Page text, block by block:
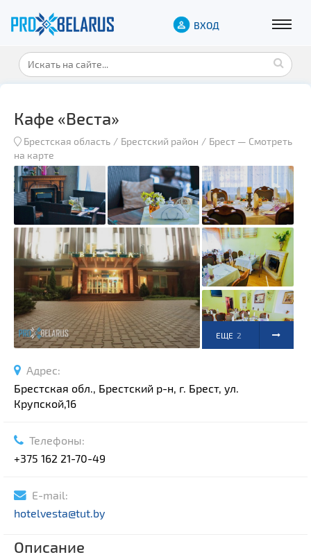
ВХОД
Кафе «Веста»
Брестская область Брестский район Брест — Смотреть
на карте
ЕЩЕ 2
Адрес:
Брестская обл., Брестский р-н, г. Брест, ул.
Крупской,16
Телефоны:
+375 162 21-70-49
E-mail:
hotelvesta@tut.by
Описание